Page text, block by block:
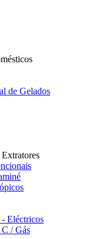
de Gelados
- Eléctricos
C / Gás